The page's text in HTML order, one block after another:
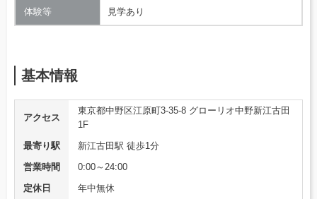
体験等 見学あり
基本情報
アクセス
東京都中野区江原町3-35-8 グローリオ中野新江古田
1F
最寄り駅
新江古田駅 徒歩1分
営業時間
0:00～24:00
定休日
年中無休